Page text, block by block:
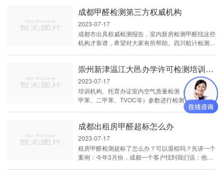
标准是不一样的，工程一般都是用50325标准，家庭
18883标准。两个标准适用性不一样，检测方法也不
一样，价格也就不一样。什么叫点位：家庭一般1个
房间为1个采样点，每个采样点的样品都需要单独分
析出具数据，所以按点...
成都甲醛检测第三方权威机构
2023-07-17
成都市出具权威检测报告，室内新房检测甲醛找这些
机构才靠谱，希望对大家有所帮助。四川航计检测，
谱仪、分光光度计等高精密仪器，技术人员均毕业于
相关院校。
崇州新津温江大邑办学许可检测培训机构室内空气质量检测
2023-07-17
培训机构、托育办证室内空气质量检测（甲醛、苯、
甲苯、二甲苯、TVOC等）参数进行检测，用于办理
开学许可，本机构服务范围覆盖全成都各区县，需要
成都出租房甲醛超标怎么办
2023-07-17
租房甲醛检测超标了怎么办？可以退租吗？先讲一个
案例：今年3月份，成都一个客户找到我们说：他在